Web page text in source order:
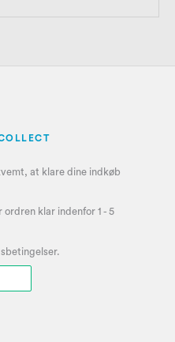
at klare dine indkøb
klar indenfor 1 - 5
.